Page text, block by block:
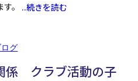
。 ..続きを読む
ログ
係 クラブ活動の子